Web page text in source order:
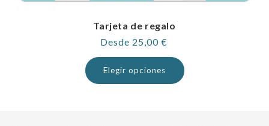
Tarjeta de regalo
Precio
habitual
Desde 25,00 €
Elegir opciones